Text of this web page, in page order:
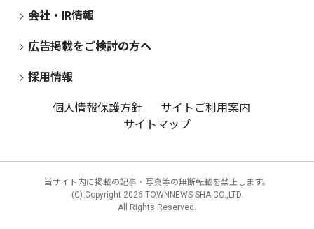
会社・IR情報
広告掲載をご検討の方へ
採用情報
個人情報保護方針
サイトご利用案内
サイトマップ
当サイト内に掲載の記事・写真等の無断転載を禁止します。
(C) Copyright 2026 TOWNNEWS-SHA CO.,LTD.
All Rights Reserved.